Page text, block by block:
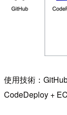
使用技術：
CodeDeploy +